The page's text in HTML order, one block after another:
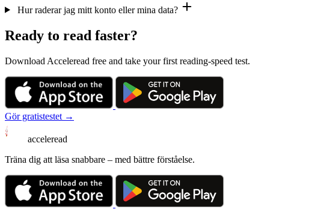
Hur raderar jag mitt konto eller mina data?
Ready to read faster?
Download Acceleread free and take your first reading-speed test.
Gör gratistestet →
acceleread
Träna dig att läsa snabbare – med bättre förståelse.